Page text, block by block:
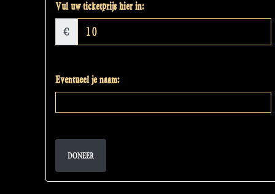
Vul uw ticketprijs hier in:
€
Eventueel je naam:
DONEER